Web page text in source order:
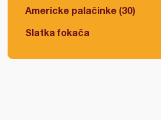
Americke palačinke (30)
Slatka fokača